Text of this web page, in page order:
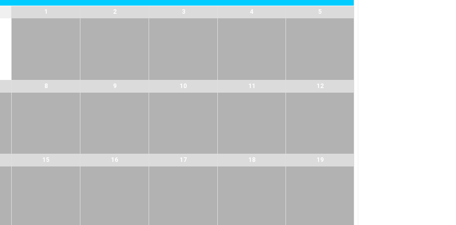
1 2 3 4 5
8 9 10 11 12
15 16 17 18 19